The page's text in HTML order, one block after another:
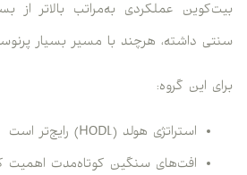
بیت‌کوین عملکردی به‌مراتب بالاتر از
سنتی داشته، هرچند با مسیر بسیار
برای این گروه:
استراتژی هولد (HODL) رایج‌تر است
افت‌های سنگین کوتاه‌مدت اهمیت